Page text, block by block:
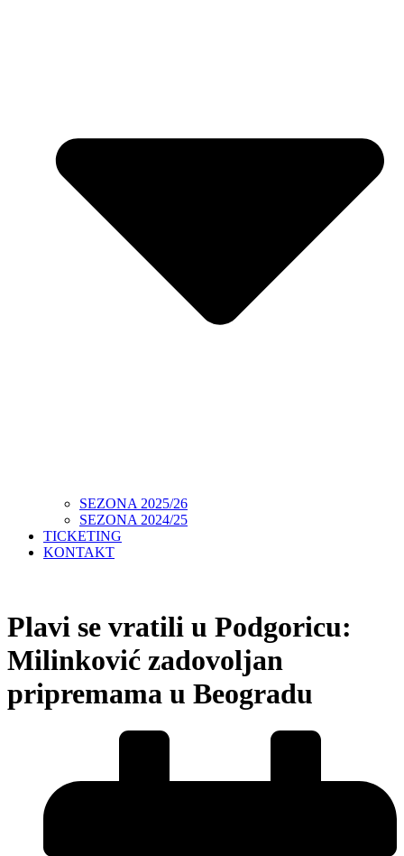
SEZONA 2025/26
SEZONA 2024/25
TICKETING
KONTAKT
Plavi se vratili u Podgoricu:
Milinković zadovoljan
pripremama u Beogradu